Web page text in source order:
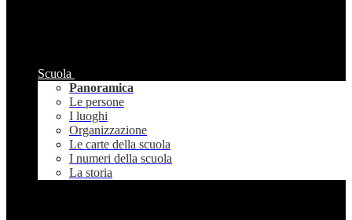
Scuola
Panoramica
Le persone
I luoghi
Organizzazione
Le carte della scuola
I numeri della scuola
La storia